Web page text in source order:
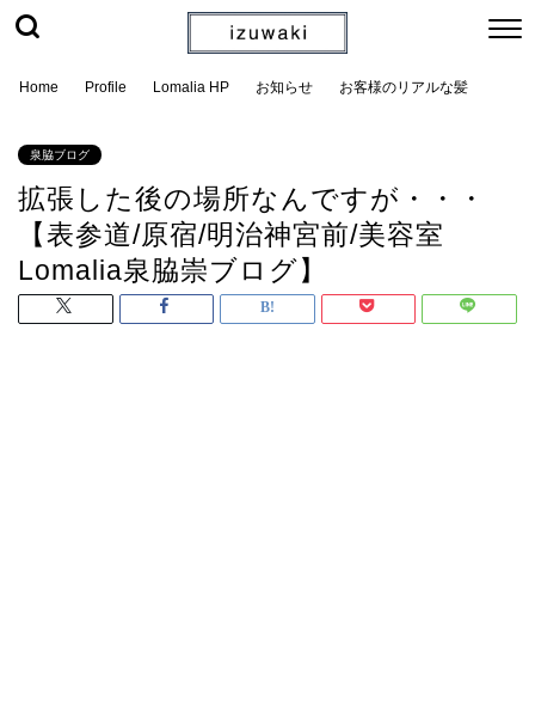
Home Profile Lomalia HP お知らせ お客様のリアルな髪
泉脇ブログ
拡張した後の場所なんですが・・・
【表参道/原宿/明治神宮前/美容室
Lomalia泉脇崇ブログ】